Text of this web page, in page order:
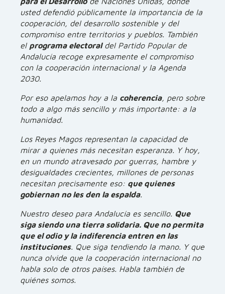
usted defendió públicamente la importancia de la
cooperación, del desarrollo sostenible y del
compromiso entre territorios y pueblos. También
el programa electoraldel Partido Popular de
Andalucía recoge expresamente el compromiso
con la cooperación internacional y la Agenda
2030.
Por eso apelamos hoy a la coherencia, pero sobre
todo a algo más sencillo y más importante: a la
humanidad.
Los Reyes Magos representan la capacidad de
mirar a quienes más necesitan esperanza. Y hoy,
en un mundo atravesado por guerras, hambre y
desigualdades crecientes, millones de personas
necesitan precisamente eso: que quienes
gobiernan no les den la espalda.
Nuestro deseo para Andalucía es sencillo. Que
siga siendo una tierra solidaria. Que no permita
que el odio y la indiferencia entren en las
instituciones. Que siga tendiendo la mano. Y que
nunca olvide que la cooperación internacional no
habla solo de otros países. Habla también de
quiénes somos.